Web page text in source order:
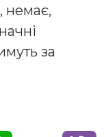
немає,
за